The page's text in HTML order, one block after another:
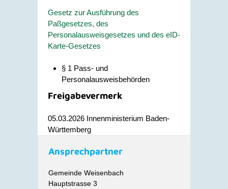
Gesetz zur Ausführung des
Paßgesetzes, des
Personalausweisgesetzes und des eID-
Karte-Gesetzes
§ 1 Pass- und
Personalausweisbehörden
Freigabevermerk
05.03.2026 Innenministerium Baden-
Württemberg
Ansprechpartner
Gemeinde Weisenbach
Hauptstrasse 3